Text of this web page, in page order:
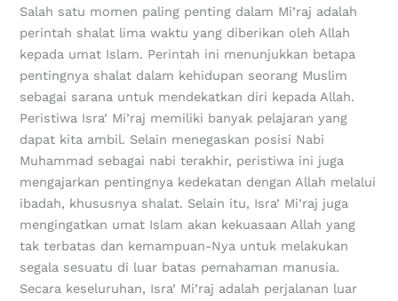
Salah satu momen paling penting dalam Mi’raj adalah
perintah shalat lima waktu yang diberikan oleh Allah
kepada umat Islam. Perintah ini menunjukkan betapa
pentingnya shalat dalam kehidupan seorang Muslim
sebagai sarana untuk mendekatkan diri kepada Allah.
Peristiwa Isra’ Mi’raj memiliki banyak pelajaran yang
dapat kita ambil. Selain menegaskan posisi Nabi
Muhammad sebagai nabi terakhir, peristiwa ini juga
mengajarkan pentingnya kedekatan dengan Allah melalui
ibadah, khususnya shalat. Selain itu, Isra’ Mi’raj juga
mengingatkan umat Islam akan kekuasaan Allah yang
tak terbatas dan kemampuan-Nya untuk melakukan
segala sesuatu di luar batas pemahaman manusia.
Secara keseluruhan, Isra’ Mi’raj adalah perjalanan luar